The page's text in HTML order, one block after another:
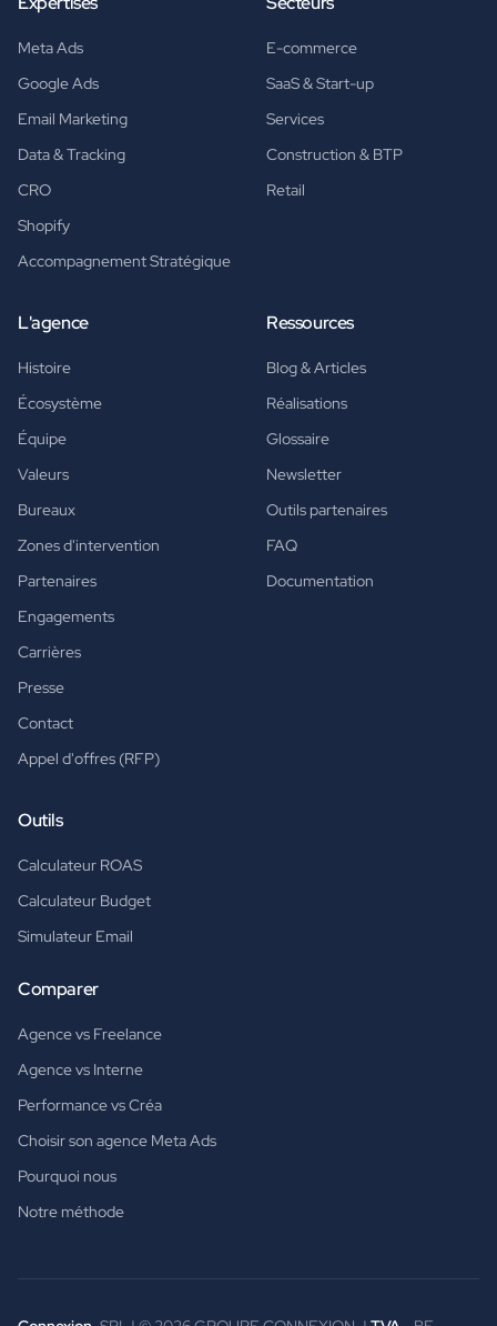
Meta Ads
Google Ads
Email Marketing
Data & Tracking
CRO
Shopify
Accompagnement Stratégique
E-commerce
SaaS & Start-up
Services
Construction & BTP
Retail
L'agence
Histoire
Écosystème
Équipe
Valeurs
Bureaux
Zones d'intervention
Partenaires
Engagements
Carrières
Presse
Contact
Appel d'offres (RFP)
Ressources
Blog & Articles
Réalisations
Glossaire
Newsletter
Outils partenaires
FAQ
Documentation
Outils
Calculateur ROAS
Calculateur Budget
Simulateur Email
Comparer
Agence vs Freelance
Agence vs Interne
Performance vs Créa
Choisir son agence Meta Ads
Pourquoi nous
Notre méthode